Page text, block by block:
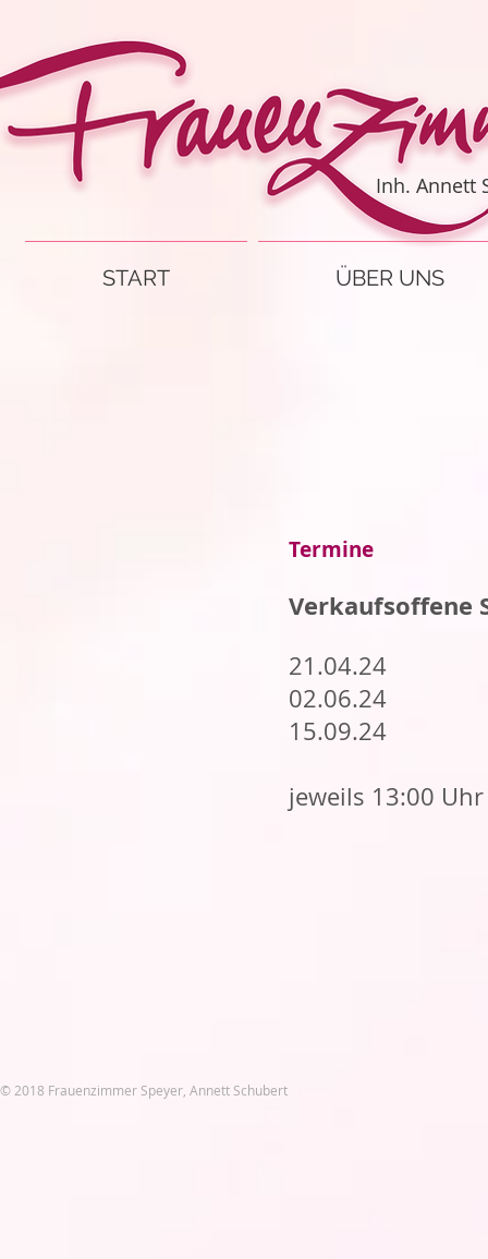
Inh. Annett
START ÜBER UNS
Termine
Verkaufsoffene
21.04.24
02.06.24
15.09.24
jeweils 13:00
© 2018 Frauenzimmer Speyer, Annett Schubert